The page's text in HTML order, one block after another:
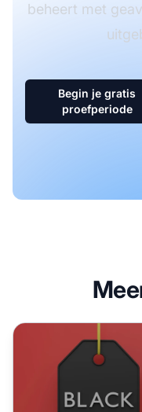
beheert met
Begin je gratis
proefperiode
Haal het meeste uit